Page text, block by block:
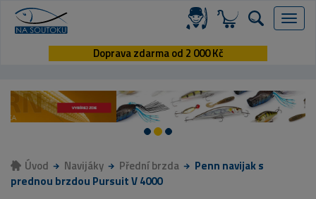
Menu
Doprava zdarma od 2 000 Kč
Úvod Navijáky Přední brzda
Penn navijak s
prednou brzdou Pursuit V 4000